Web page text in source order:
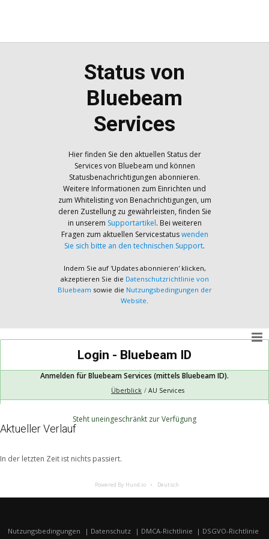
Status von
Bluebeam
Services
Hier finden Sie den aktuellen Status der
Services von Bluebeam und können
Statusbenachrichtigungen abonnieren.
Weitere Informationen zum Einrichten und
zum Whitelisting von Benachrichtigungen, um
deren Zustellung zu gewährleisten, finden Sie
in unserem Supportartikel. Bei weiteren
Fragen zum aktuellen Servicestatuswenden
Sie sich bitte an den technischen Support.
Indem Sie auf 'Updates abonnieren' klicken,
akzeptieren Sie die Datenschutzrichtlinie von
Bluebeam sowie die Nutzungsbedingungen der
Website
Login - Bluebeam ID
Anmelden für Bluebeam Services (mittels Bluebeam ID).
Überblick AU Services
Steht uneingeschränkt zur Verfügung
Aktueller Verlauf
In der letzten Zeit ist nichts passiert.
Powered By Hund.io Deutsch
Nutzungsbedingungen Datenschutz DMCA-Richtlinie DSGVO-Richtlinie